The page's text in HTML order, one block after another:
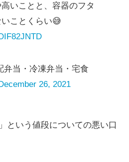
いことと、容器のフタ
ことくらい😅
当・冷凍弁当・宅食
26, 2021
という値段についての悪い口